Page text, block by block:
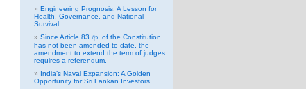
Engineering Prognosis: A Lesson for
Health, Governance, and National
Survival
Since Article 83.ආ. of the Constitution
has not been amended to date, the
amendment to extend the term of judges
requires a referendum.
India’s Naval Expansion: A Golden
Opportunity for Sri Lankan Investors